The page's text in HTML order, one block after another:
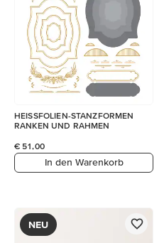
HEISSFOLIEN-STANZFORMEN
RANKEN UND RAHMEN
€ 51,00
In den Warenkorb
NEU